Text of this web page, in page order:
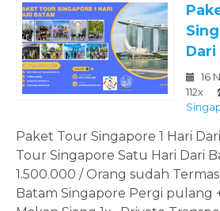
Dari
16
112x
Paket Tour Singapore 1 Hari
Tour Singapore Satu Hari Dari
1.500.000 / Orang sudah
Batam Singapore Pergi pulang